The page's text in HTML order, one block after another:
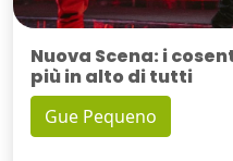
Nuova Scena: i
più in alto di tutti
Gue Pequeno